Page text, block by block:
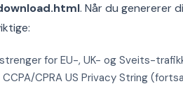
. Når du genererer
for EU-, UK- og Sveits-
CPRA US Privacy String